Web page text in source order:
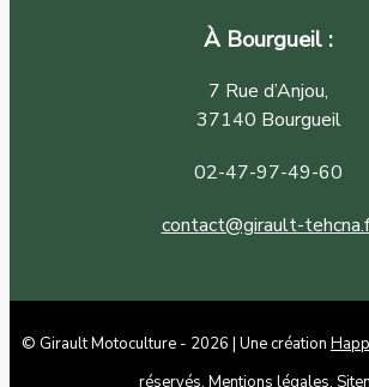
À Bourgueil :
7 Rue d’Anjou,
37140 Bourgueil
02-47-97-49-60
contact@girault-
© Girault Motoculture - 2026 | Une création